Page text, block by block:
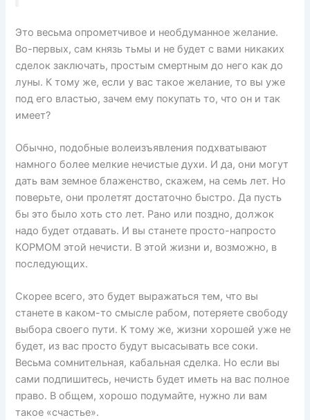
Это весьма опрометчивое и необдуманное желание.
Во-первых, сам князь тьмы и не будет с вами никаких
сделок заключать, простым смертным до него как до
луны. К тому же, если у вас такое желание, то вы уже
под его властью, зачем ему покупать то, что он и так
имеет?
Обычно, подобные волеизъявления подхватывают
намного более мелкие нечистые духи. И да, они могут
дать вам земное блаженство, скажем, на семь лет. Но
поверьте, они пролетят достаточно быстро. Да пусть
бы это было хоть сто лет. Рано или поздно, должок
надо будет отдавать. И вы станете просто-напросто
КОРМОМ этой нечисти. В этой жизни и, возможно, в
последующих.
Скорее всего, это будет выражаться тем, что вы
станете в каком-то смысле рабом, потеряете свободу
выбора своего пути. К тому же, жизни хорошей уже не
будет, из вас просто будут высасывать все соки.
Весьма сомнительная, кабальная сделка. Но если вы
сами подпишитесь, нечисть будет иметь на вас полное
право. В общем, хорошо подумайте, нужно ли вам
такое «счастье».